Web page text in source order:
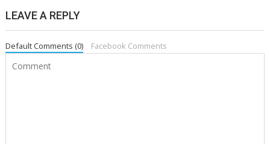
LEAVE A REPLY
Default Comments (0) Facebook Comments